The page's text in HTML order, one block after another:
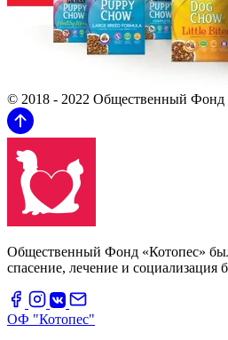
© 2018 - 2022 Общественный Фонд
Общественный Фонд «Котопес» был
спасение, лечение и
ОФ "Котопес"